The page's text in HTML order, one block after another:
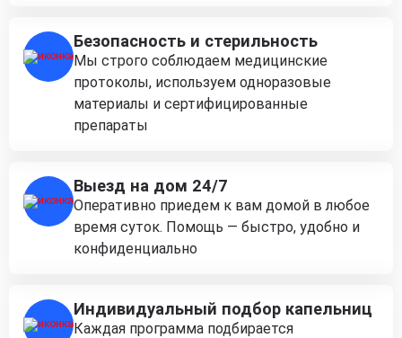
Безопасность и стерильность
Мы строго соблюдаем медицинские
протоколы, используем одноразовые
материалы и сертифицированные
препараты
Выезд на дом 24/7
Оперативно приедем к вам домой в любое
время суток. Помощь — быстро, удобно и
конфиденциально
Индивидуальный подбор капельниц
Каждая программа подбирается